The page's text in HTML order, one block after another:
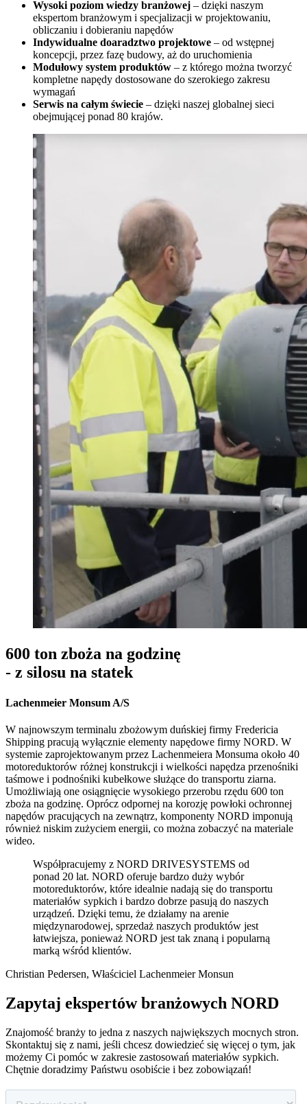
Wysoki poziom wiedzy branżowej – dzięki naszym
ekspertom branżowym i specjalizacji w projektowaniu,
obliczaniu i dobieraniu napędów
Indywidualne doaradztwo projektowe – od wstępnej
koncepcji, przez fazę budowy, aż do uruchomienia
Modułowy system produktów – z którego można tworzyć
kompletne napędy dostosowane do szerokiego zakresu
wymagań
Serwis na całym świecie – dzięki naszej globalnej sieci
obejmującej ponad 80 krajów.
600 ton zboża na godzinę
- z silosu na statek
Lachenmeier Monsum A/S
W najnowszym terminalu zbożowym duńskiej firmy Fredericia
Shipping pracują wyłącznie elementy napędowe firmy NORD. W
systemie zaprojektowanym przez Lachenmeiera Monsuma około 40
motoreduktorów różnej konstrukcji i wielkości napędza przenośniki
taśmowe i podnośniki kubełkowe służące do transportu ziarna.
Umożliwiają one osiągnięcie wysokiego przerobu rzędu 600 ton
zboża na godzinę. Oprócz odpornej na korozję powłoki ochronnej
napędów pracujących na zewnątrz, komponenty NORD imponują
również niskim zużyciem energii, co można zobaczyć na materiale
wideo.
Współpracujemy z NORD DRIVESYSTEMS od
ponad 20 lat. NORD oferuje bardzo duży wybór
motoreduktorów, które idealnie nadają się do transportu
materiałów sypkich i bardzo dobrze pasują do naszych
urządzeń. Dzięki temu, że działamy na arenie
międzynarodowej, sprzedaż naszych produktów jest
łatwiejsza, ponieważ NORD jest tak znaną i popularną
marką wśród klientów.
Christian Pedersen, Właściciel Lachenmeier Monsun
Zapytaj ekspertów branżowych NORD
Znajomość branży to jedna z naszych największych mocnych stron.
Skontaktuj się z nami, jeśli chcesz dowiedzieć się więcej o tym, jak
możemy Ci pomóc w zakresie zastosowań materiałów sypkich.
Chętnie doradzimy Państwu osobiście i bez zobowiązań!